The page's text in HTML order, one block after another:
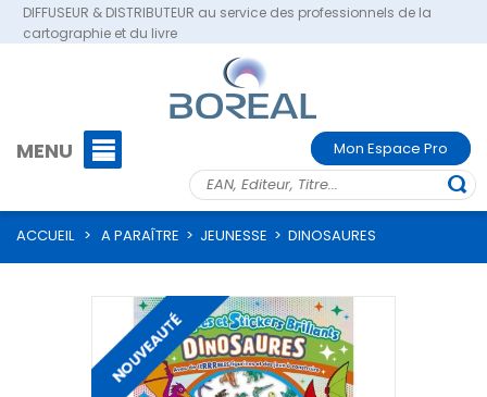
DIFFUSEUR & DISTRIBUTEUR au service des professionnels de la
cartographie et du livre
MENU Mon Espace Pro
ACCUEIL > A PARAÎTRE > JEUNESSE > DINOSAURES